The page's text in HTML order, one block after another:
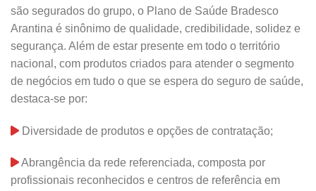
são segurados do grupo, o Plano de Saúde Bradesco
Arantina é sinônimo de qualidade, credibilidade, solidez e
segurança. Além de estar presente em todo o território
nacional, com produtos criados para atender o segmento
de negócios em tudo o que se espera do seguro de saúde,
destaca-se por:
Diversidade de produtos e opções de contratação;
Abrangência da rede referenciada, composta por
profissionais reconhecidos e centros de referência em